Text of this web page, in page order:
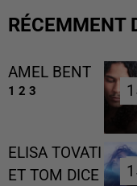
RÉCEMMENT
AMEL BENT
1 2 3
ELISA TOVATI
ET TOM DICE